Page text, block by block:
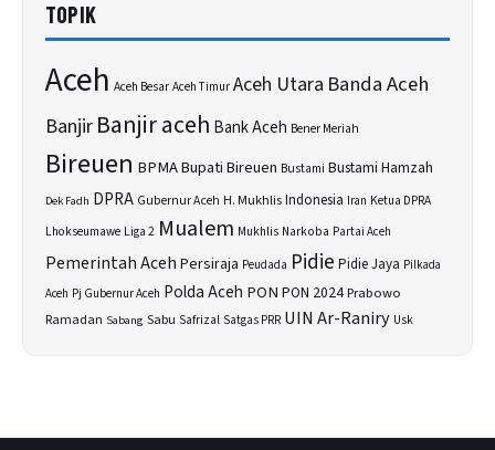
TOPIK
Aceh Aceh Besar Aceh Timur Aceh Utara Banda Aceh
BanjirBanjir aceh Bank Aceh Bener Meriah
Bireuen BPMABupati Bireuen Bustami Bustami Hamzah
Dek Fadh DPRA Gubernur Aceh H. MukhlisIndonesia Iran Ketua DPRA
Lhokseumawe Liga 2 Mualem Mukhlis Narkoba Partai Aceh
Pemerintah AcehPersiraja Peudada Pidie Pidie Jaya Pilkada
Aceh Pj Gubernur Aceh Polda Aceh PON PON 2024Prabowo
Ramadan Sabang Sabu Safrizal Satgas PRR UIN Ar-Raniry Usk